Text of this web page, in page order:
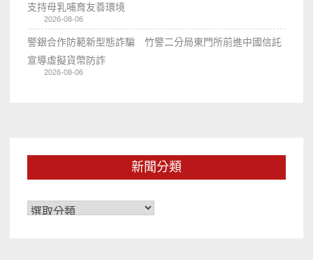
支持母乳哺育友善環境
2026-08-06
警銀合作防範新型態詐騙 竹警二分局東門所前進中國信託
宣導虛擬貨幣防詐
2026-08-06
新聞分類
新